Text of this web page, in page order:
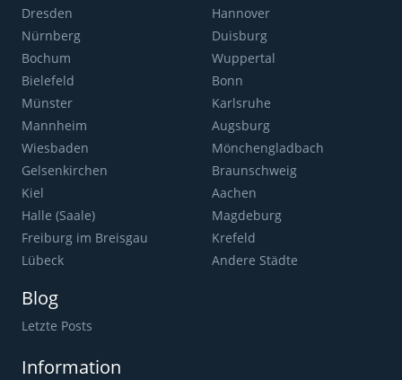
Dresden
Hannover
Nürnberg
Duisburg
Bochum
Wuppertal
Bielefeld
Bonn
Münster
Karlsruhe
Mannheim
Augsburg
Wiesbaden
Mönchengladbach
Gelsenkirchen
Braunschweig
Kiel
Aachen
Halle (Saale)
Magdeburg
Freiburg im Breisgau
Krefeld
Lübeck
Andere Städte
Blog
Letzte Posts
Information